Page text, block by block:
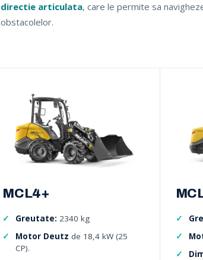
directie articulata, care le permite sa
obstacolelor.
MCL4+
Greutate: 2340 kg
Motor Deutz de 18,4 kW (25
CP).